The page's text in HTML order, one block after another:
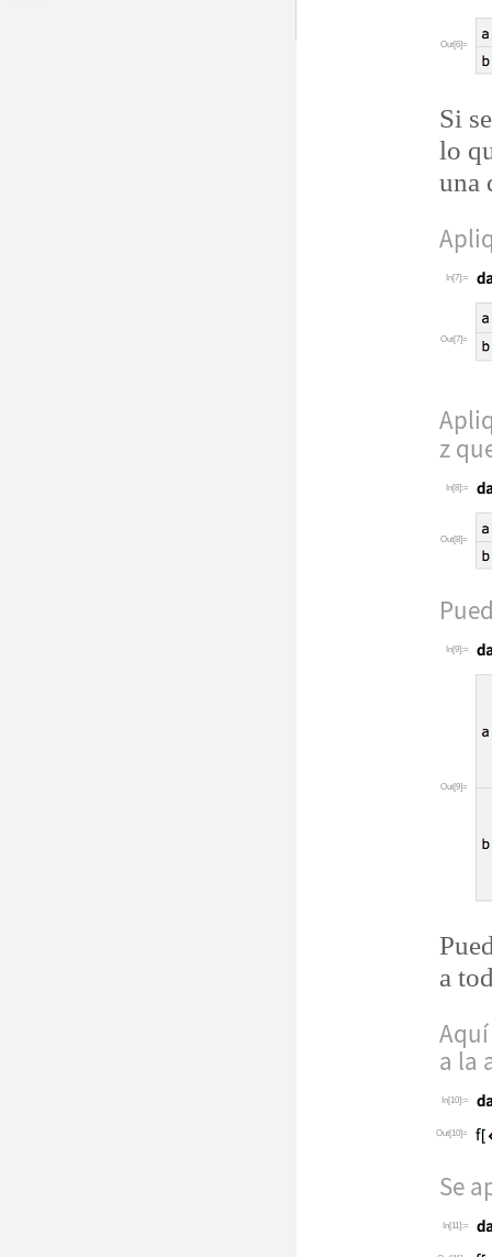
Out[6]=
Si
lo
una
In[7]:=
Out[7]=
z
In[8]:=
Out[8]=
In[9]:=
Out[9]=
a
Aquí
a la
In[10]:=
Out[10]=
Se
In[11]:=